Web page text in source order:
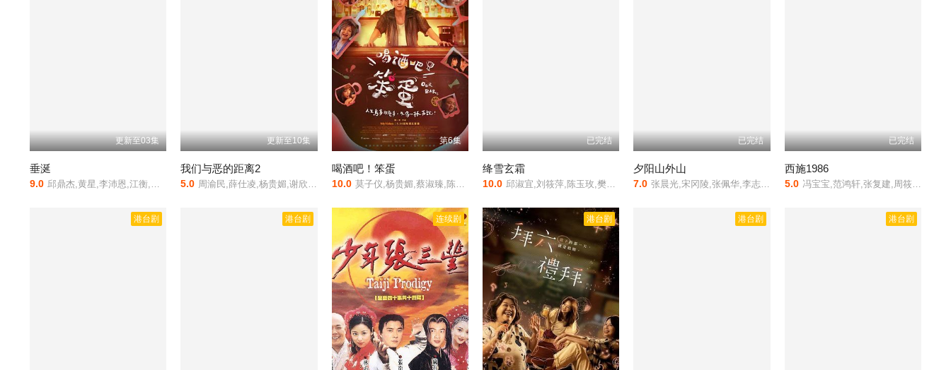
更新至03集
垂涎
9.0 邱鼎杰,黄星,李沛恩,江衡,宣淏,杨鹏丞,刘天杨,韩松,向佐,冯建宇
更新至10集
我们与恶的距离2
5.0 周渝民,薛仕凌,杨贵媚,谢欣颖,于子育,张轩睿,詹子萱,蔡振南,盛鉴,李维维,刘子铨,阳靓,陆弈静,黄镫辉,白润音,郑又菲,张翰,朱芷莹,屈中恒,黄迪扬,陈希圣
第6集
喝酒吧！笨蛋
10.0 莫子仪,杨贵媚,蔡淑臻,陈家逵,黄婕菲,王渝萱,宋伟恩,傅孟柏,郑志伟,陈昭妃
已完结
绛雪玄霜
10.0 邱淑宜,刘筱萍,陈玉玫,樊日行,华伦,郎雄,易虹,刘长鸣,李志坚,张孝正,茅敬顺,张承珍,林智洋,王国辉,丁仰国,贝心瑜
已完结
夕阳山外山
7.0 张晨光,宋冈陵,张佩华,李志坚,易虹,马之秦,赵学煌,田原,李欣,郑孝玮,余晨华
已完结
西施1986
5.0 冯宝宝,范鸿轩,张复建,周筱云,马惠珍,宗华,金超群,杜满生,蓝文青,乔可欣,张媛婷,解淑珺,谢兴,鹿峰,杨雄
港台剧 港台剧 连续剧 港台剧 港台剧 港台剧